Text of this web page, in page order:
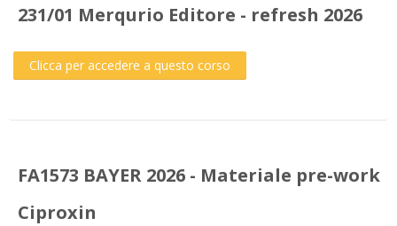
231/01 Merqurio Editore - refresh 2026
Clicca per accedere a questo corso
FA1573 BAYER 2026 - Materiale pre-work
Ciproxin